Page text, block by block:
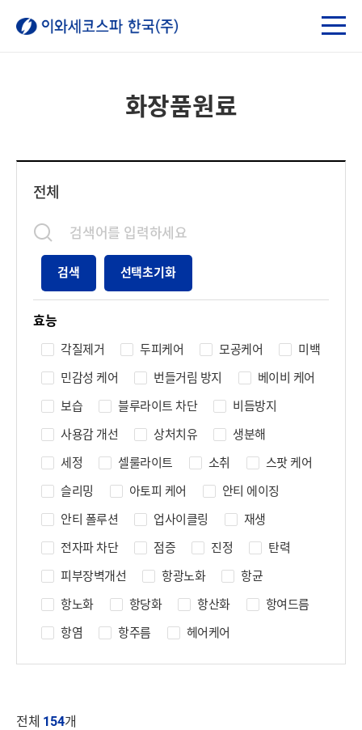
화장품원료
전체
검색 선택초기화
효능
각질제거 두피케어 모공케어
미백
민감성 케어
번들거림 방지
베이비 케어
보습
블루라이트 차단
비듬방지
사용감 개선
상처치유
생분해
세정
셀룰라이트 소취
스팟 케어
슬리밍
아토피 케어
안티 에이징
안티 폴루션
업사이클링
재생
전자파 차단
점증 진정
탄력
피부장벽개선
항광노화
항균
항노화
항당화 항산화
항여드름
항염
항주름 헤어케어
전체 154개